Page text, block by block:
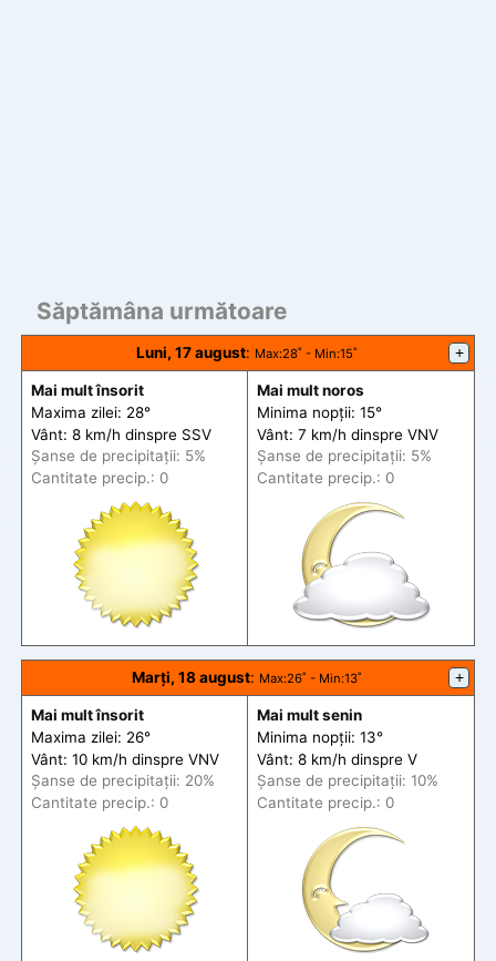
Săptămâna următoare
Luni, 17 august: Max:28˚ - Min:15˚ +
Mai mult însorit
Maxima zilei: 28°
Vânt: 8 km/h dinspre SSV
Șanse de precipitații: 5%
Cantitate precip.: 0
Mai mult noros
Minima nopții: 15°
Vânt: 7 km/h dinspre VNV
Șanse de precipitații: 5%
Cantitate precip.: 0
Marți, 18 august: Max:26˚ - Min:13˚ +
Mai mult însorit
Maxima zilei: 26°
Vânt: 10 km/h dinspre VNV
Șanse de precipitații: 20%
Cantitate precip.: 0
Mai mult senin
Minima nopții: 13°
Vânt: 8 km/h dinspre V
Șanse de precipitații: 10%
Cantitate precip.: 0